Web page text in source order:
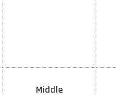
Middle